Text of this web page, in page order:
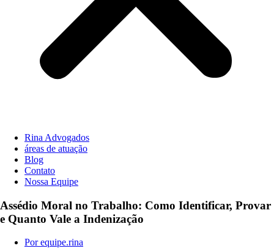
Rina Advogados
áreas de atuação
Blog
Contato
Nossa Equipe
Assédio Moral no Trabalho: Como Identificar, Provar
e Quanto Vale a Indenização
Porequipe.rina